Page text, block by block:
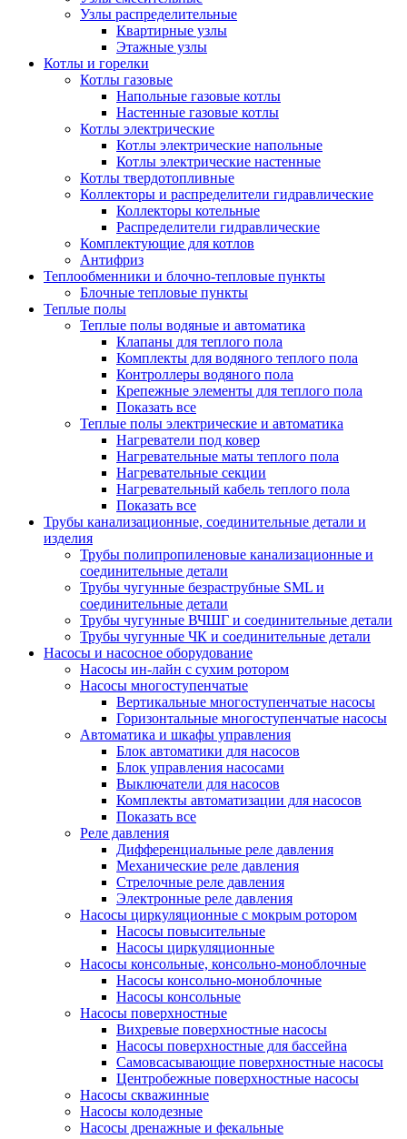
Узлы распределительные
Квартирные узлы
Этажные узлы
Котлы и горелки
Котлы газовые
Напольные газовые котлы
Настенные газовые котлы
Котлы электрические
Котлы электрические напольные
Котлы электрические настенные
Котлы твердотопливные
Коллекторы и распределители гидравлические
Коллекторы котельные
Распределители гидравлические
Комплектующие для котлов
Антифриз
Теплообменники и блочно-тепловые пункты
Блочные тепловые пункты
Теплые полы
Теплые полы водяные и автоматика
Клапаны для теплого пола
Комплекты для водяного теплого пола
Контроллеры водяного пола
Крепежные элементы для теплого пола
Показать все
Теплые полы электрические и автоматика
Нагреватели под ковер
Нагревательные маты теплого пола
Нагревательные секции
Нагревательный кабель теплого пола
Показать все
Трубы канализационные, соединительные детали и
изделия
Трубы полипропиленовые канализационные и
соединительные детали
Трубы чугунные безраструбные SML и
соединительные детали
Трубы чугунные ВЧШГ и соединительные детали
Трубы чугунные ЧК и соединительные детали
Насосы и насосное оборудование
Насосы ин-лайн с сухим ротором
Насосы многоступенчатые
Вертикальные многоступенчатые насосы
Горизонтальные многоступенчатые насосы
Автоматика и шкафы управления
Блок автоматики для насосов
Блок управления насосами
Выключатели для насосов
Комплекты автоматизации для насосов
Показать все
Реле давления
Дифференциальные реле давления
Механические реле давления
Стрелочные реле давления
Электронные реле давления
Насосы циркуляционные с мокрым ротором
Насосы повысительные
Насосы циркуляционные
Насосы консольные, консольно-моноблочные
Насосы консольно-моноблочные
Насосы консольные
Насосы поверхностные
Вихревые поверхностные насосы
Насосы поверхностные для бассейна
Самовсасывающие поверхностные насосы
Центробежные поверхностные насосы
Насосы скважинные
Насосы колодезные
Насосы дренажные и фекальные